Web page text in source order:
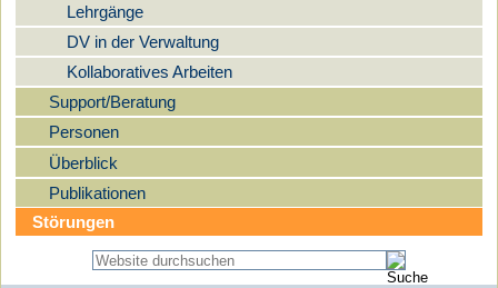
Lehrgänge
DV in der Verwaltung
Kollaboratives Arbeiten
Support/Beratung
Personen
Überblick
Publikationen
Störungen